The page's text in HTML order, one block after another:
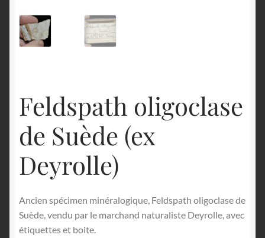
Feldspath oligoclase
de Suède (ex
Deyrolle)
Ancien spécimen minéralogique, Feldspath oligoclase de
Suède, vendu par le marchand naturaliste Deyrolle, avec
étiquettes et boite.